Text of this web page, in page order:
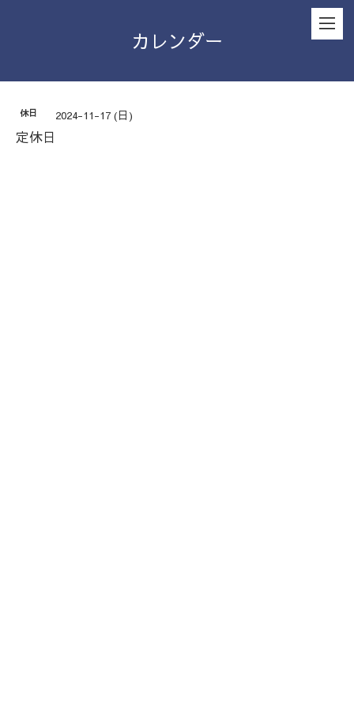
カレンダー
休日 2024-11-17 (日)
定休日